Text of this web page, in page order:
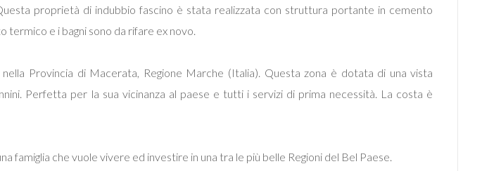
proprietà di indubbio fascino è stata realizzata con struttura portante in cemento
termico e i bagni sono da rifare ex novo.
nella Provincia di Macerata, Regione Marche (Italia). Questa zona è dotata di una vista
Perfetta per la sua vicinanza al paese e tutti i servizi di prima necessità. La costa è
che vuole vivere ed investire in una tra le più belle Regioni del Bel Paese.